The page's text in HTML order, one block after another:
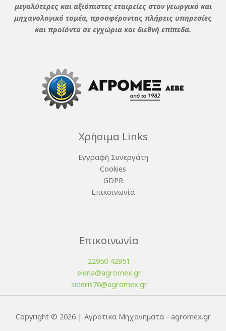
μεγαλύτερες και αξιόπιστες εταιρείες στον γεωργικό και
μηχανολογικό τομέα, προσφέροντας πλήρεις υπηρεσίες
και προϊόντα σε εγχώρια και διεθνή επίπεδα.
Χρήσιμα Links
Εγγραφή Συνεργάτη
Cookies
GDPR
Επικοινωνία
Επικοινωνία
22950 42951
elena@agromex.gr
sideris76@agromex.gr
Copyright © 2026 | Αγροτικα Μηχανηματα - agromex.gr